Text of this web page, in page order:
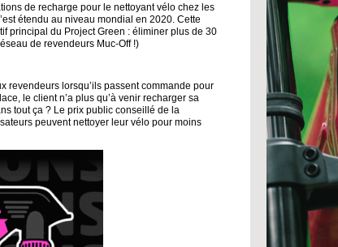
de recharge pour le nettoyant vélo chez les
étendu au niveau mondial en 2020. Cette
principal du Project Green : éliminer plus de 30
de revendeurs Muc-Off !)
revendeurs lorsqu’ils passent commande pour
le client n’a plus qu’à venir recharger sa
tout ça ? Le prix public conseillé de la
peuvent nettoyer leur vélo pour moins